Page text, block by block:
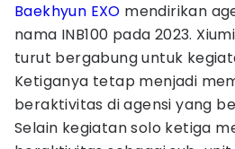
Baekhyun EXO mendirikan
nama INB100 pada 2023.
turut bergabung untuk
Ketiganya tetap menjadi
beraktivitas di agensi yang
Selain kegiatan solo ketiga